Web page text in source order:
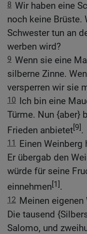
8 Wir haben eine
noch keine Brüste.
Schwester tun an
werben wird?
9 Wenn sie eine
silberne Zinne.
versperren wir sie
10 Ich bin eine
Türme. Nun {aber}
Frieden anbietet[9].
11
Einen
Er übergab den
würde für seine
einnehmen[1].
12 Meinen
Die tausend
Salomo, und